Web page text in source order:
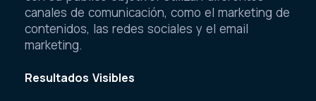
canales de comunicación, como el marketing de
contenidos, las redes sociales y el email
marketing.
Resultados Visibles